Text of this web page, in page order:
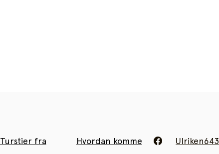
Turstier fra Hvordan komme Ulriken643